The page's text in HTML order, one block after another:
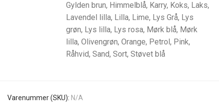
Gylden brun, Himmelblå, Karry, Koks, Laks,
Lavendel lilla, Lilla, Lime, Lys Grå, Lys
grøn, Lys lilla, Lys rosa, Mørk blå, Mørk
lilla, Olivengrøn, Orange, Petrol, Pink,
Råhvid, Sand, Sort, Støvet blå
Varenummer (SKU): N/A